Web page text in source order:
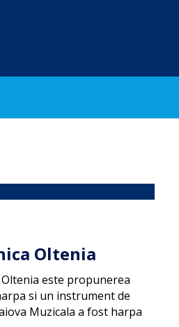
Oltenia
este propunerea
si un instrument de
Muzicala a fost harpa